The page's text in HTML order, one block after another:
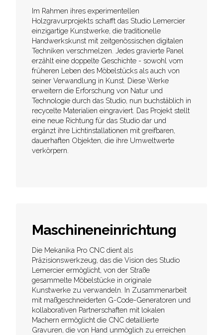
Im Rahmen ihres experimentellen
Holzgravurprojekts schafft das Studio Lemercier
einzigartige Kunstwerke, die traditionelle
Handwerkskunst mit zeitgenössischen digitalen
Techniken verschmelzen. Jedes gravierte Panel
erzählt eine doppelte Geschichte - sowohl vom
früheren Leben des Möbelstücks als auch von
seiner Verwandlung in Kunst. Diese Werke
erweitern die Erforschung von Natur und
Technologie durch das Studio, nun buchstäblich in
recycelte Materialien eingraviert. Das Projekt stellt
eine neue Richtung für das Studio dar und
ergänzt ihre Lichtinstallationen mit greifbaren,
dauerhaften Objekten, die ihre Umweltwerte
verkörpern.
Maschineneinrichtung
Die Mekanika Pro CNC dient als
Präzisionswerkzeug, das die Vision des Studio
Lemercier ermöglicht, von der Straße
gesammelte Möbelstücke in originale
Kunstwerke zu verwandeln. In Zusammenarbeit
mit maßgeschneiderten G-Code-Generatoren und
kollaborativen Partnerschaften mit lokalen
Machern ermöglicht die CNC detaillierte
Gravuren, die von Hand unmöglich zu erreichen